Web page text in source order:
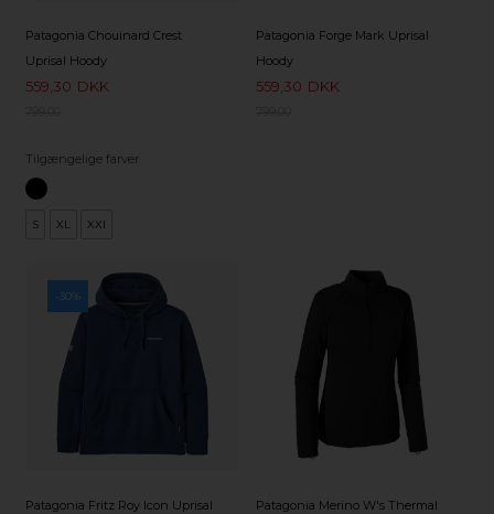
Patagonia Chouinard Crest
Uprisal Hoody
559,30 DKK
Tilgængelige farver
S XL XXl
Patagonia Forge Mark Uprisal
Hoody
559,30 DKK
-30%
Patagonia Fritz Roy Icon Uprisal
Patagonia Merino W's Thermal